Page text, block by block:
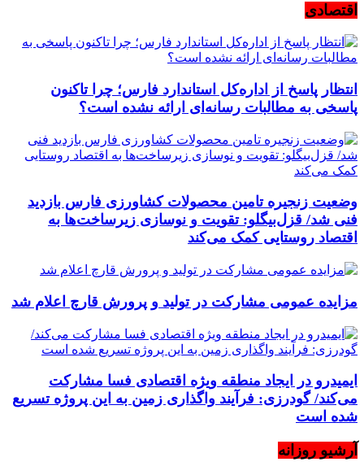
اقتصادی
انتظار پاسخ از اداره‌کل استاندارد فارس؛ چرا تاکنون
پاسخی به مطالبات رسانه‌ای ارائه نشده است؟
وضعیت زنجیره تامین محصولات کشاورزی فارس بازدید
فنی شد/ قزل‌بیگلو: تقویت و نوسازی زیرساخت‌ها به
اقتصاد روستایی کمک می‌کند
مزایده عمومی مشارکت در تولید و پرورش قارچ اعلام شد
ایمیدرو در ایجاد منطقه ویژه اقتصادی فسا مشارکت
می‌کند/ گودرزی: فرآیند واگذاری زمین به این پروژه تسریع
شده است
آرشیو روزانه